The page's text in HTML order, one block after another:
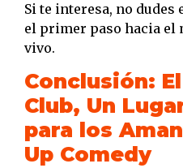
Si te interesa, no dudes
el primer paso hacia el
vivo.
Conclusión:
Club, Un
para los
Up Comedy